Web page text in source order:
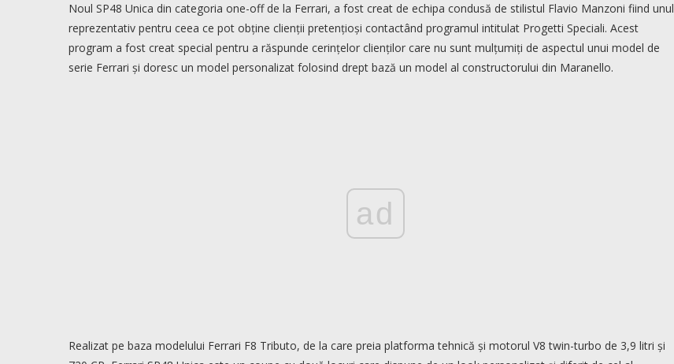
Noul SP48 Unica din categoria one-off de la Ferrari, a fost creat de echipa condusă de stilistul Flavio Manzoni fiind unul
reprezentativ pentru ceea ce pot obține clienții pretențioși contactând programul intitulat Progetti Speciali. Acest
program a fost creat special pentru a răspunde cerințelor clienților care nu sunt mulțumiți de aspectul unui model de
serie Ferrari și doresc un model personalizat folosind drept bază un model al constructorului din Maranello.
ad
Realizat pe baza modelului Ferrari F8 Tributo, de la care preia platforma tehnică și motorul V8 twin-turbo de 3,9 litri și